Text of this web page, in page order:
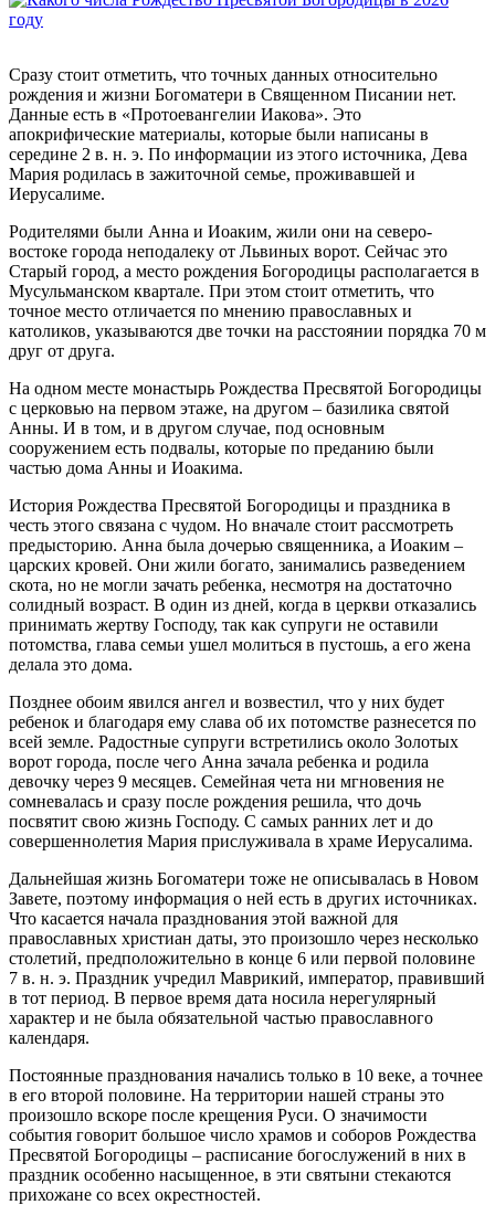
Сразу стоит отметить, что точных данных относительно
рождения и жизни Богоматери в Священном Писании нет.
Данные есть в «Протоевангелии Иакова». Это
апокрифические материалы, которые были написаны в
середине 2 в. н. э. По информации из этого источника, Дева
Мария родилась в зажиточной семье, проживавшей и
Иерусалиме.
Родителями были Анна и Иоаким, жили они на северо-
востоке города неподалеку от Львиных ворот. Сейчас это
Старый город, а место рождения Богородицы располагается в
Мусульманском квартале. При этом стоит отметить, что
точное место отличается по мнению православных и
католиков, указываются две точки на расстоянии порядка 70 м
друг от друга.
На одном месте монастырь Рождества Пресвятой Богородицы
с церковью на первом этаже, на другом – базилика святой
Анны. И в том, и в другом случае, под основным
сооружением есть подвалы, которые по преданию были
частью дома Анны и Иоакима.
История Рождества Пресвятой Богородицы и праздника в
честь этого связана с чудом. Но вначале стоит рассмотреть
предысторию. Анна была дочерью священника, а Иоаким –
царских кровей. Они жили богато, занимались разведением
скота, но не могли зачать ребенка, несмотря на достаточно
солидный возраст. В один из дней, когда в церкви отказались
принимать жертву Господу, так как супруги не оставили
потомства, глава семьи ушел молиться в пустошь, а его жена
делала это дома.
Позднее обоим явился ангел и возвестил, что у них будет
ребенок и благодаря ему слава об их потомстве разнесется по
всей земле. Радостные супруги встретились около Золотых
ворот города, после чего Анна зачала ребенка и родила
девочку через 9 месяцев. Семейная чета ни мгновения не
сомневалась и сразу после рождения решила, что дочь
посвятит свою жизнь Господу. С самых ранних лет и до
совершеннолетия Мария прислуживала в храме Иерусалима.
Дальнейшая жизнь Богоматери тоже не описывалась в Новом
Завете, поэтому информация о ней есть в других источниках.
Что касается начала празднования этой важной для
православных христиан даты, это произошло через несколько
столетий, предположительно в конце 6 или первой половине
7 в. н. э. Праздник учредил Маврикий, император, правивший
в тот период. В первое время дата носила нерегулярный
характер и не была обязательной частью православного
календаря.
Постоянные празднования начались только в 10 веке, а точнее
в его второй половине. На территории нашей страны это
произошло вскоре после крещения Руси. О значимости
события говорит большое число храмов и соборов Рождества
Пресвятой Богородицы – расписание богослужений в них в
праздник особенно насыщенное, в эти святыни стекаются
прихожане со всех окрестностей.